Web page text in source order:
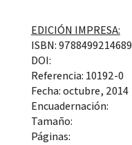
EDICIÓN IMPRESA:
ISBN: 9788499214689
DOI:
Referencia: 10192-0
Fecha: octubre, 2014
Encuadernación:
Tamaño:
Páginas: